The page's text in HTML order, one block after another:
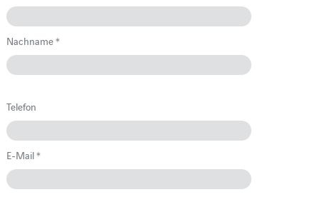
Nachname *
Telefon
E-Mail *